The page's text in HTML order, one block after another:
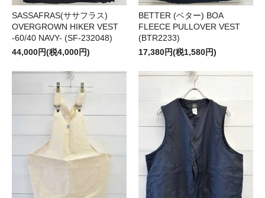
SASSAFRAS(ササフラス)
OVERGROWN HIKER VEST
-60/40 NAVY- (SF-232048)
44,000円(税4,000円)
BETTER (ベター) BOA
FLEECE PULLOVER VEST
(BTR2233)
17,380円(税1,580円)